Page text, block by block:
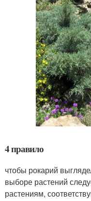
4 правило
чтобы рокарий
выборе растений
растениям,